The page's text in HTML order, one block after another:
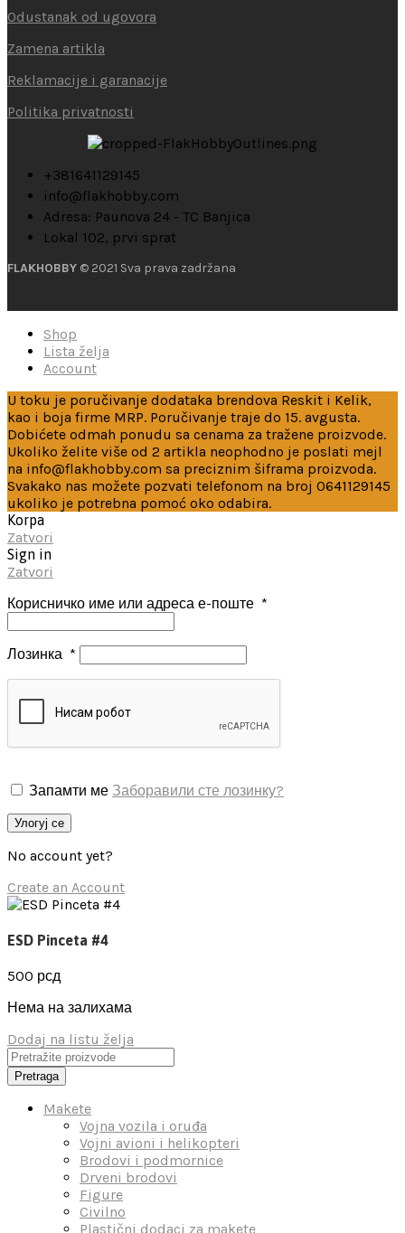
Odustanak od ugovora
Zamena artikla
Reklamacije i garanacije
Politika privatnosti
+381641129145
info@flakhobby.com
Adresa: Paunova 24 - TC Banjica
Lokal 102, prvi sprat
FLAKHOBBY © 2021 Sva prava zadržana
Shop
Lista želja
Account
U toku je poručivanje dodataka brendova Reskit i Kelik,
kao i boja firme MRP. Poručivanje traje do 15. avgusta.
Dobićete odmah ponudu sa cenama za tražene proizvode.
Ukoliko želite više od 2 artikla neophodno je poslati mejl
na info@flakhobby.com sa preciznim šiframa proizvoda.
Svakako nas možete pozvati telefonom na broj 0641129145
ukoliko je potrebna pomoć oko odabira.
Korpa
Zatvori
Sign in
Zatvori
Корисничко име или адреса е-поште *
Лозинка *
Запамти ме Заборавили сте лозинку?
Улогуј се
No account yet?
Create an Account
ESD Pinceta #4
500 рсд
Нема на залихама
Dodaj na listu želja
Pretraga
Makete
Vojna vozila i oruđa
Vojni avioni i helikopteri
Brodovi i podmornice
Drveni brodovi
Figure
Civilno
Plastični dodaci za makete